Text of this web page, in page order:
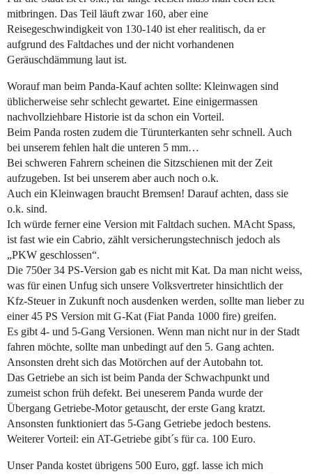
mitbringen. Das Teil läuft zwar 160, aber eine
Reisegeschwindigkeit von 130-140 ist eher realitisch, da er
aufgrund des Faltdaches und der nicht vorhandenen
Geräuschdämmung laut ist.
Worauf man beim Panda-Kauf achten sollte: Kleinwagen sind
üblicherweise sehr schlecht gewartet. Eine einigermassen
nachvollziehbare Historie ist da schon ein Vorteil.
Beim Panda rosten zudem die Türunterkanten sehr schnell. Auch
bei unserem fehlen halt die unteren 5 mm…
Bei schweren Fahrern scheinen die Sitzschienen mit der Zeit
aufzugeben. Ist bei unserem aber auch noch o.k.
Auch ein Kleinwagen braucht Bremsen! Darauf achten, dass sie
o.k. sind.
Ich würde ferner eine Version mit Faltdach suchen. MAcht Spass,
ist fast wie ein Cabrio, zählt versicherungstechnisch jedoch als
„PKW geschlossen“.
Die 750er 34 PS-Version gab es nicht mit Kat. Da man nicht weiss,
was für einen Unfug sich unsere Volksvertreter hinsichtlich der
Kfz-Steuer in Zukunft noch ausdenken werden, sollte man lieber zu
einer 45 PS Version mit G-Kat (Fiat Panda 1000 fire) greifen.
Es gibt 4- und 5-Gang Versionen. Wenn man nicht nur in der Stadt
fahren möchte, sollte man unbedingt auf den 5. Gang achten.
Ansonsten dreht sich das Motörchen auf der Autobahn tot.
Das Getriebe an sich ist beim Panda der Schwachpunkt und
zumeist schon früh defekt. Bei uneserem Panda wurde der
Übergang Getriebe-Motor getauscht, der erste Gang kratzt.
Ansonsten funktioniert das 5-Gang Getriebe jedoch bestens.
Weiterer Vorteil: ein AT-Getriebe gibt´s für ca. 100 Euro.
Unser Panda kostet übrigens 500 Euro, ggf. lasse ich mich